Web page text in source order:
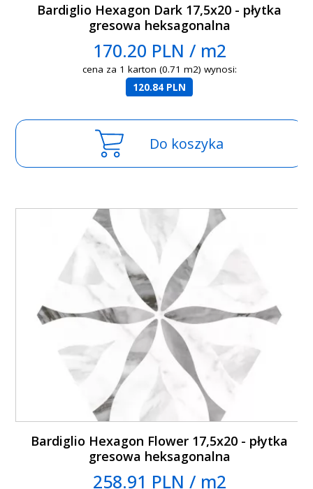
Bardiglio Hexagon Dark 17,5x20 - płytka
gresowa heksagonalna
170.20 PLN / m2
cena za 1 karton (0.71 m2) wynosi:
120.84 PLN
Do koszyka
Bardiglio Hexagon Flower 17,5x20 - płytka
gresowa heksagonalna
258.91 PLN / m2